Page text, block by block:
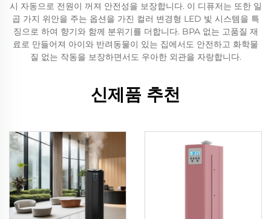
시 자동으로 전원이 꺼져 안전성을 보장합니다. 이 디퓨저는 또한 일
곱 가지 위안을 주는 옵션을 가진 컬러 변경형 LED 빛 시스템을 특
징으로 하여 향기와 함께 분위기를 더합니다. BPA 없는 고품질 재
료로 만들어져 아이와 반려동물이 있는 집에서도 안전하고 화학물
질 없는 작동을 보장하면서도 우아한 외관을 자랑합니다.
신제품 추천